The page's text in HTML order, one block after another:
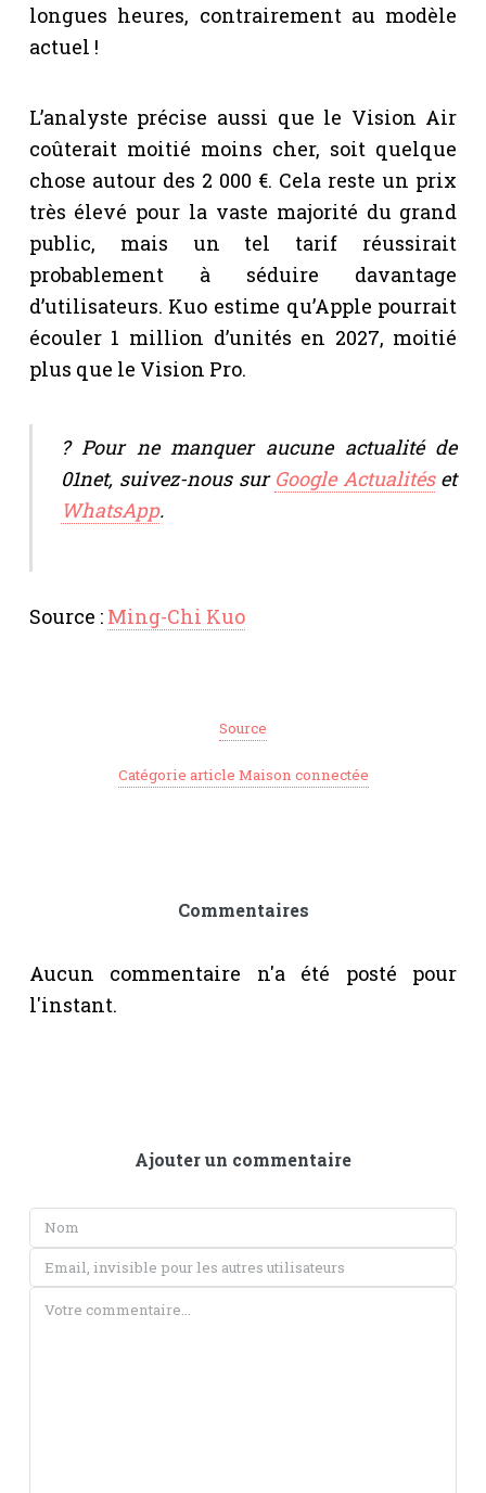
longues heures, contrairement au modèle
actuel !
L’analyste précise aussi que le Vision Air
coûterait moitié moins cher, soit quelque
chose autour des 2 000 €. Cela reste un prix
très élevé pour la vaste majorité du grand
public, mais un tel tarif réussirait
probablement à séduire davantage
d’utilisateurs. Kuo estime qu’Apple pourrait
écouler 1 million d’unités en 2027, moitié
plus que le Vision Pro.
? Pour ne manquer aucune actualité de
01net, suivez-nous sur Google Actualitéset
WhatsApp.
Source : Ming-Chi Kuo
Source
Catégorie article Maison connectée
Ajouter un commentaire
Commentaires
Aucun commentaire n'a été posté pour
l'instant.